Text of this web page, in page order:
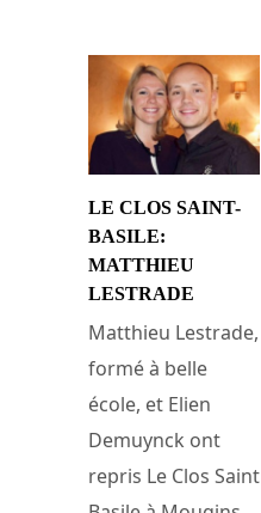
LE CLOS SAINT-
BASILE:
MATTHIEU
LESTRADE
Matthieu Lestrade,
formé à belle
école, et Elien
Demuynck ont
repris Le Clos Saint